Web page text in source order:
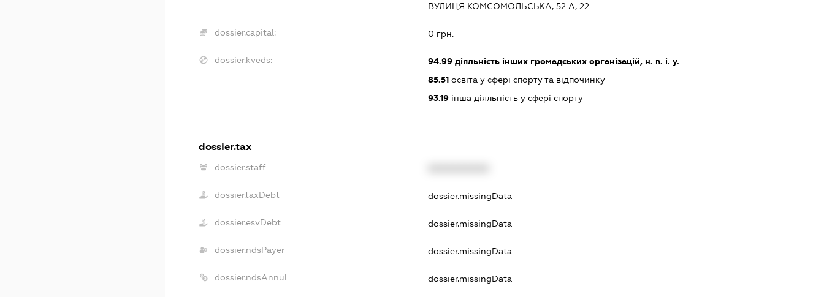
ВУЛИЦЯ КОМСОМОЛЬСЬКА, 52 А, 22
dossier.capital: 0 грн.
dossier.kveds: 94.99діяльність інших громадських організацій, н. в. і. у.
85.51освіта у сфері спорту та відпочинку
93.19інша діяльність у сфері спорту
dossier.tax
dossier.staff
dossier.taxDebt dossier.missingData
dossier.esvDebt dossier.missingData
dossier.ndsPayer dossier.missingData
dossier.ndsAnnul dossier.missingData